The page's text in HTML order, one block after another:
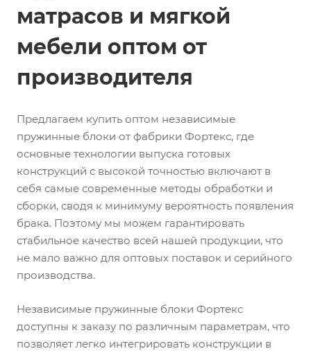
матрасов и мягкой
мебели оптом от
производителя
Предлагаем купить оптом независимые
пружинные блоки от фабрики Фортекс, где
основные технологии выпуска готовых
конструкций с высокой точностью включают в
себя самые современные методы обработки и
сборки, сводя к минимуму вероятность появления
брака. Поэтому мы можем гарантировать
стабильное качество всей нашей продукции, что
не мало важно для оптовых поставок и серийного
производства.
Независимые пружинные блоки Фортекс
доступны к заказу по различным параметрам, что
позволяет легко интегрировать конструкции в